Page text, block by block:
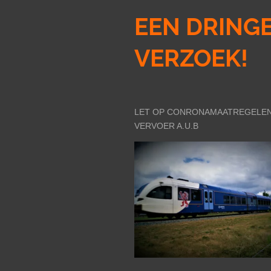
EEN
VERZOEK!
LET OP
VERVOER A.U.B